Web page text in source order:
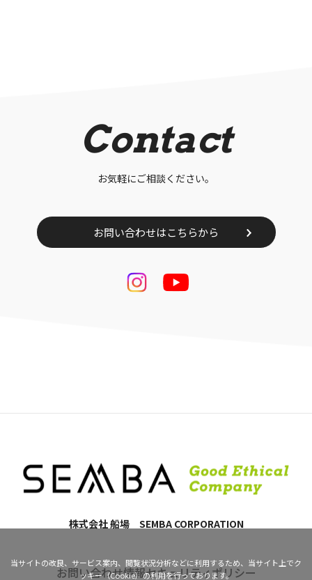
当サイトの改良、サービス案内、閲覧状況分析などに利用するため、当サイト上でク
ッキー（Cookie）の利用を行っております。
Contact
お気軽にご相談ください。
お問い合わせはこちらから
株式会社 船場 SEMBA CORPORATION
お問い合わせ情報セキュリティポリシー